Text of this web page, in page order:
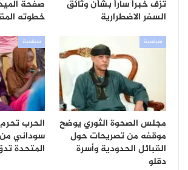
تزف خبراً ساراً بشأن وثائق
السفر الاضطرارية
صفحة
خطوته
سياسية
مجلس الصحوة الثوري يوضح
موقفه من تصريحات حول
القبائل الحدودية وأسرة
دقلو
سياسية
سوداني من
المتحدة